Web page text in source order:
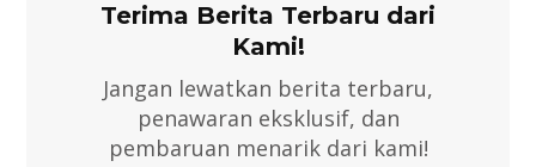
Terima Berita Terbaru dari
Kami!
Jangan lewatkan berita terbaru,
penawaran eksklusif, dan
pembaruan menarik dari kami!